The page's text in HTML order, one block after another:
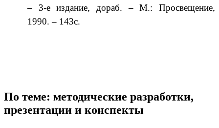
– 3-е издание, дораб. – М.: Просвещение,
1990. – 143с.
По теме: методические разработки,
презентации и конспекты